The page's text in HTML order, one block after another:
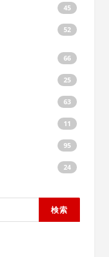
45
52
66
25
63
11
95
24